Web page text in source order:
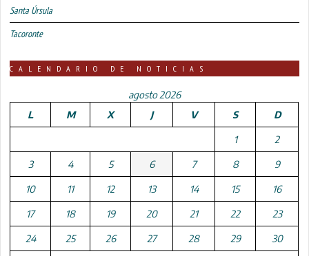
Santa Úrsula
Tacoronte
CALENDARIO DE NOTICIAS
agosto 2026
L
M X J V S D
1 2
3 4 5 6 7 8 9
10 11 12 13 14 15 16
17 18 19 20 21 22 23
24 25 26 27 28 29 30